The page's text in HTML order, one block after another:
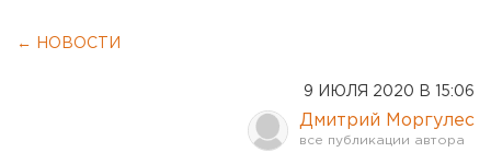
← НОВОСТИ
9 ИЮЛЯ 2020 В 15:06
Дмитрий Моргулес